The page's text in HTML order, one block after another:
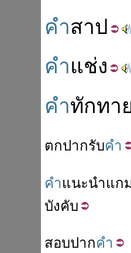
คำสาป
คำแช่ง
คำทักทา
ตกปากรับคำ
คำแนะนำแก
บังคับ
สอบปากคำ